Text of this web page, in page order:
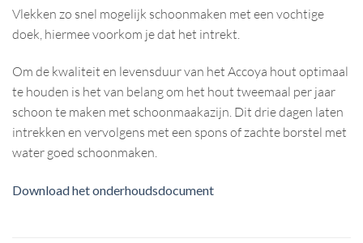
Vlekken zo snel mogelijk schoonmaken met een vochtige
doek, hiermee voorkom je dat het intrekt.
Om de kwaliteit en levensduur van het Accoya hout optimaal
te houden is het van belang om het hout tweemaal per jaar
schoon te maken met schoonmaakazijn. Dit drie dagen laten
intrekken en vervolgens met een spons of zachte borstel met
water goed schoonmaken.
Download het onderhoudsdocument